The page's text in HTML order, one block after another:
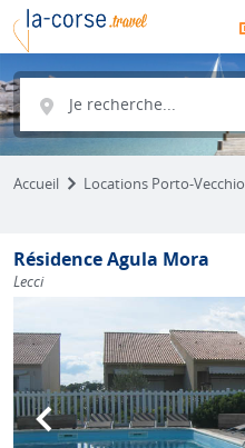
Je recherche...
Accueil Locations Porto-Vecchio
Résidence Agula Mora
Lecci